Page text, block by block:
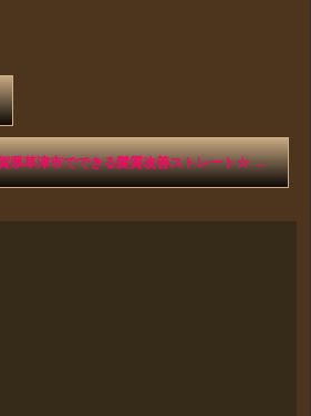
県草津市でできる髪質改善ストレート☆→